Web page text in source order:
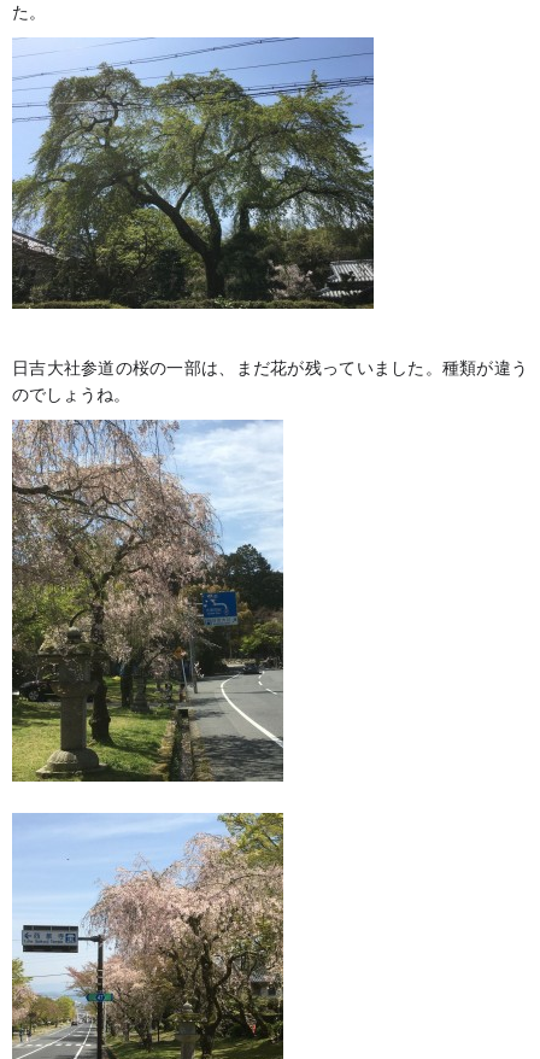
た。
日吉大社参道の桜の一部は、まだ花が残っていました。種類が違う
のでしょうね。